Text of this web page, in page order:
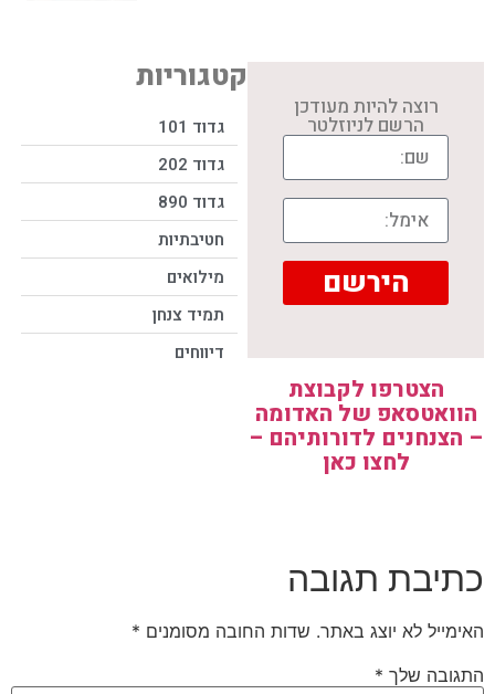
קטגוריות
גדוד 101
גדוד 202
גדוד 890
חטיבתיות
מילואים
תמיד צנחן
דיווחים
רוצה להיות מעודכן
הרשם לניוזלטר
הירשם
הצטרפו לקבוצת
הוואטסאפ של האדומה
– הצנחנים לדורותיהם –
לחצו כאן
כתיבת תגובה
האימייל לא יוצג באתר. שדות החובה מסומנים *
התגובה שלך *